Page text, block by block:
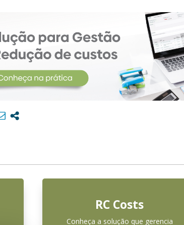
RC Costs
Conheça a solução que gerencia